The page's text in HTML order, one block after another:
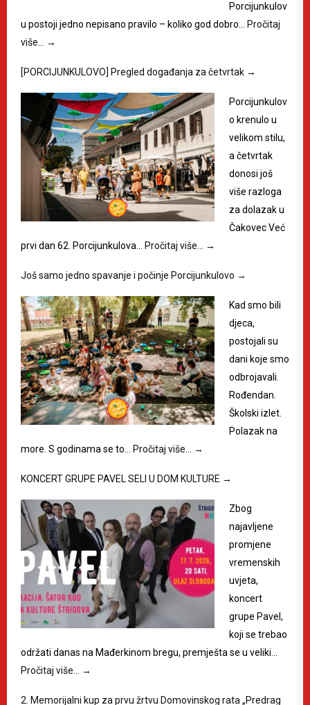
Porcijunkulov
u postoji jedno nepisano pravilo – koliko god dobro… Pročitaj
više… →
[PORCIJUNKULOVO] Pregled događanja za četvrtak →
Porcijunkulov
o krenulo u
velikom stilu,
a četvrtak
donosi još
više razloga
za dolazak u
Čakovec Već
prvi dan 62. Porcijunkulova… Pročitaj više… →
Još samo jedno spavanje i počinje Porcijunkulovo →
Kad smo bili
djeca,
postojali su
dani koje smo
odbrojavali.
Rođendan.
Školski izlet.
Polazak na
more. S godinama se to… Pročitaj više… →
KONCERT GRUPE PAVEL SELI U DOM KULTURE →
Zbog
najavljene
promjene
vremenskih
uvjeta,
koncert
grupe Pavel,
koji se trebao
održati danas na Mađerkinom bregu, premješta se u veliki…
Pročitaj više… →
2. Memorijalni kup za prvu žrtvu Domovinskog rata „Predrag